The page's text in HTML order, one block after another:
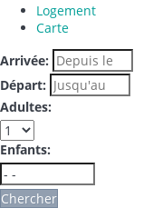
Logement
Carte
Arrivée:
Départ:
Adultes:
Enfants:
Chercher